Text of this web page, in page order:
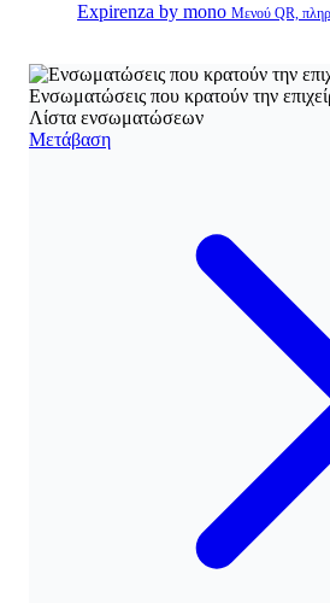
Expirenza by mono Μενού QR,
Ενσωματώσεις που κρατούν την
Λίστα ενσωματώσεων
Μετάβαση